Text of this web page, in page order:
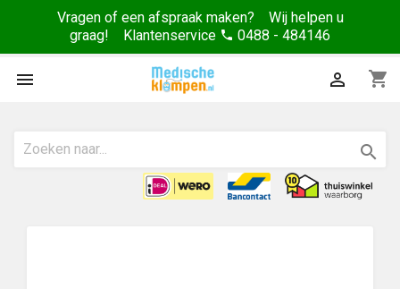
Vragen of een afspraak maken? Wij helpen u
graag! Klantenservice phone 0488 - 484146
 shopping_cart

